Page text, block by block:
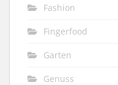
Fashion
Fingerfood
Garten
Genuss